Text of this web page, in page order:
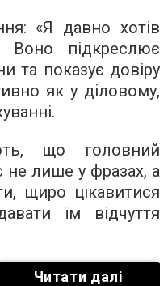
«Я давно хотів
Воно підкреслює
та показує довіру
як у діловому,
що головний
не лише у фразах, а
щиро цікавитися
їм відчуття
Читати далі